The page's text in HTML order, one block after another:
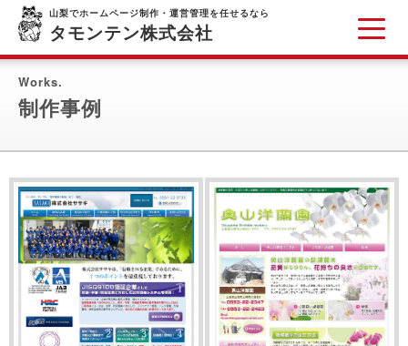
山梨でホームページ制作・運営管理を任せるなら
タモンテン株式会社
Works.
制作事例